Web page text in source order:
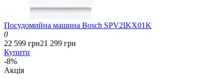
Посудомийна машина Bosch SPV2IKX01K
0
22 599 грн21 299 грн
Купити
-8%
Акція